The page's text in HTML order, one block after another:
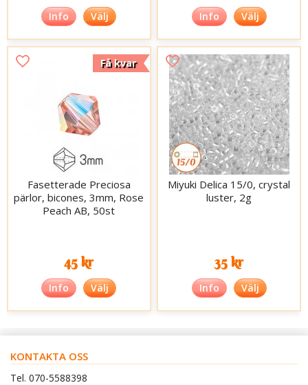
Info Välj Info Välj
Få kvar
Fasetterade Preciosa
pärlor, bicones, 3mm, Rose
Peach AB, 50st
45 kr
Info Välj
Miyuki Delica 15/0, crystal
luster, 2g
35 kr
Info Välj
KONTAKTA OSS
Tel. 070-5588398